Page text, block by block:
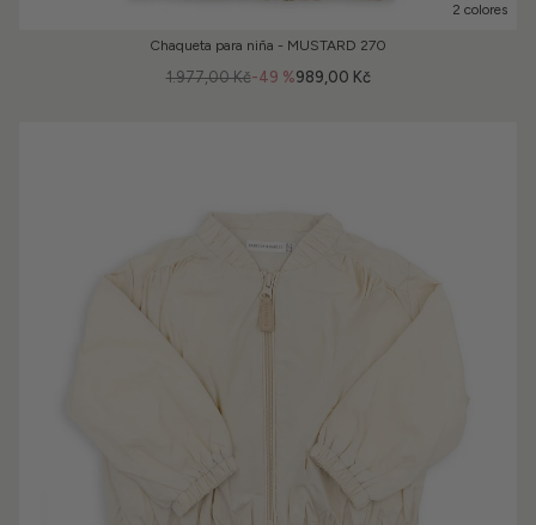
2 colores
Chaqueta para niña - MUSTARD 270
-49 %
1.977,00 Kč 989,00 Kč